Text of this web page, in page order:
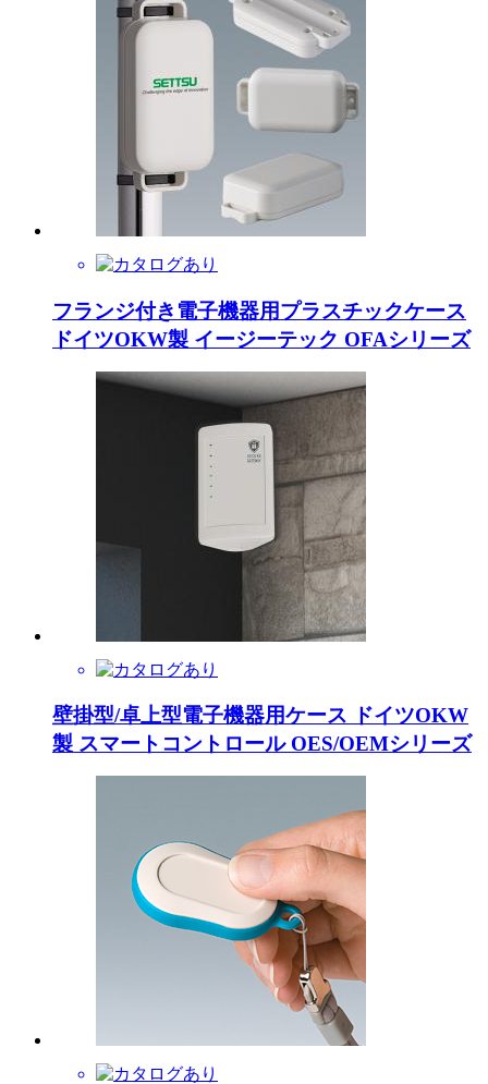
フランジ付き電子機器用プラスチックケース
ドイツOKW製 イージーテック OFAシリーズ
壁掛型/卓上型電子機器用ケース ドイツOKW
製 スマートコントロール OES/OEMシリーズ